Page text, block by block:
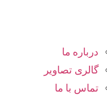
درباره ما
گالری تصاویر
تماس با ما